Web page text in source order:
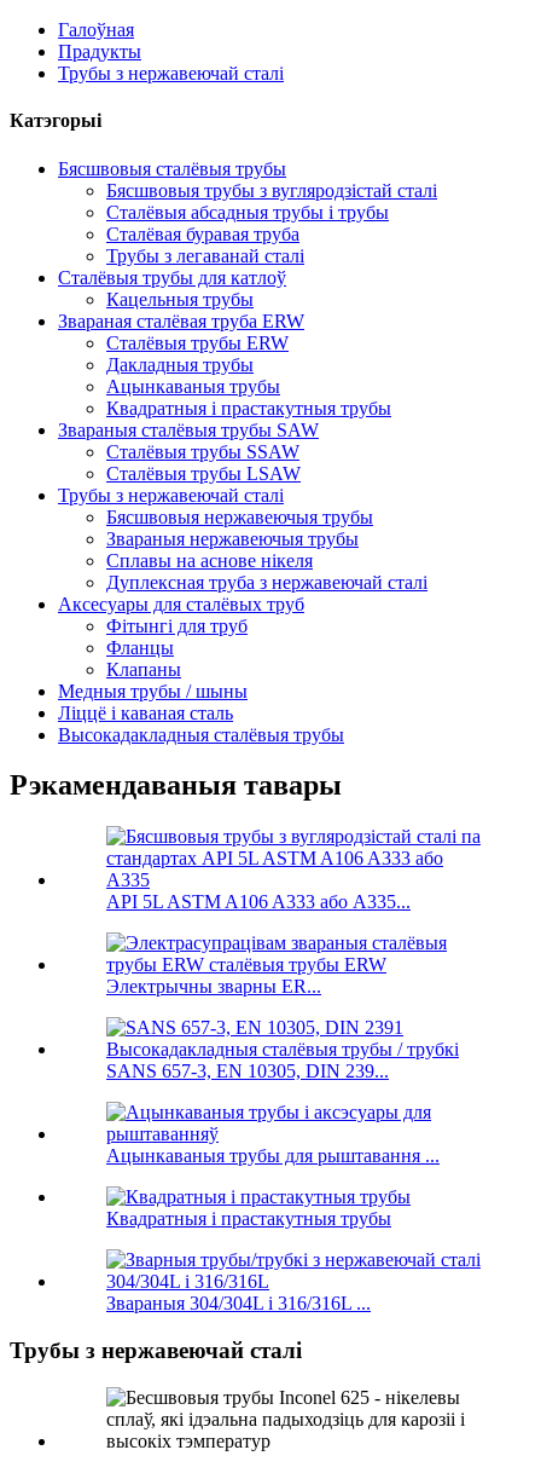
Галоўная
Прадукты
Трубы з нержавеючай сталі
Катэгорыі
Бясшвовыя сталёвыя трубы
Бясшвовыя трубы з вугляродзістай сталі
Сталёвыя абсадныя трубы і трубы
Сталёвая буравая труба
Трубы з легаванай сталі
Сталёвыя трубы для катлоў
Кацельныя трубы
Звараная сталёвая труба ERW
Сталёвыя трубы ERW
Дакладныя трубы
Ацынкаваныя трубы
Квадратныя і прастакутныя трубы
Звараныя сталёвыя трубы SAW
Сталёвыя трубы SSAW
Сталёвыя трубы LSAW
Трубы з нержавеючай сталі
Бясшвовыя нержавеючыя трубы
Звараныя нержавеючыя трубы
Сплавы на аснове нікеля
Дуплексная труба з нержавеючай сталі
Аксесуары для сталёвых труб
Фітынгі для труб
Фланцы
Клапаны
Медныя трубы / шыны
Ліццё і каваная сталь
Высокадакладныя сталёвыя трубы
Рэкамендаваныя тавары
API 5L ASTM A106 A333 або A335...
Электрычны зварны ER...
SANS 657-3, EN 10305, DIN 239...
Ацынкаваныя трубы для рыштавання ...
Квадратныя і прастакутныя трубы
Звараныя 304/304L і 316/316L ...
Трубы з нержавеючай сталі